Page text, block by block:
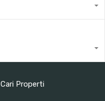
Cari Properti